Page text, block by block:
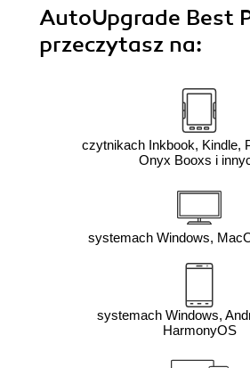
AutoUpgrade Best
przeczytasz na:
czytnikach Inkbook, Kindle,
Onyx Booxs i
systemach Windows,
systemach Windows,
HarmonyOS